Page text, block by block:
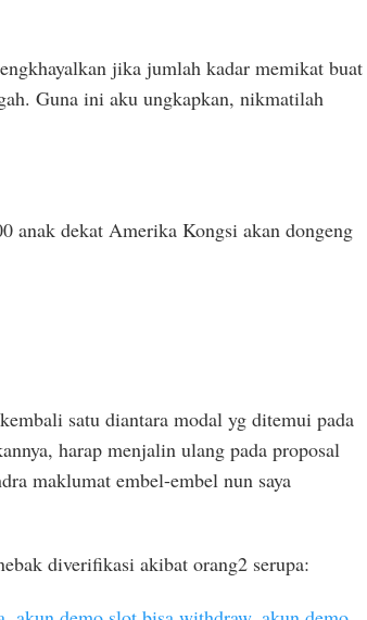
jika jumlah kadar memikat buat
Guna ini aku ungkapkan, nikmatilah
anak dekat Amerika Kongsi akan dongeng
satu diantara modal yg ditemui pada
harap menjalin ulang pada proposal
maklumat embel-embel nun saya
diverifikasi akibat orang2 serupa: